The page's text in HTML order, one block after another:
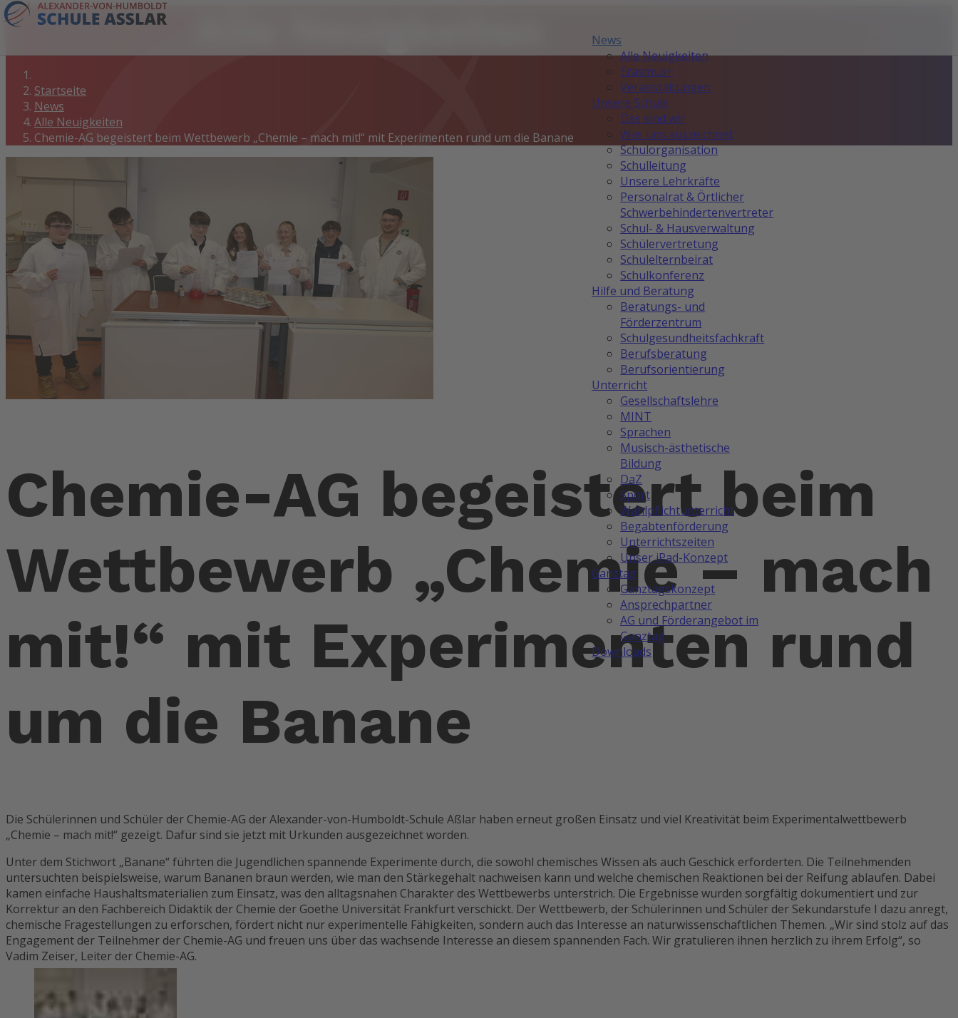
News
Alle Neuigkeiten
Erasmus+
Veranstaltungen
Unsere Schule
Das sind wir
Was uns auszeichnet
Schulorganisation
Schulleitung
Unsere Lehrkräfte
Personalrat & Örtlicher
Schwerbehindertenvertreter
Schul- & Hausverwaltung
Schülervertretung
Schulelternbeirat
Schulkonferenz
Hilfe und Beratung
Beratungs- und
Förderzentrum
Schulgesundheitsfachkraft
Berufsberatung
Berufsorientierung
Unterricht
Gesellschaftslehre
MINT
Sprachen
Musisch-ästhetische
Bildung
DaZ
Sport
Wahlpflichtunterricht
Begabtenförderung
Unterrichtszeiten
Unser iPad-Konzept
Ganztag
Ganztagskonzept
Ansprechpartner
AG und Förderangebot im
Ganztag
Downloads
Startseite
News
Alle Neuigkeiten
Chemie-AG begeistert beim Wettbewerb „Chemie – mach mit!“ mit Experimenten rund um die Banane
Chemie-AG begeistert beim
Wettbewerb „Chemie – mach
mit!“ mit Experimenten rund
um die Banane
Die Schülerinnen und Schüler der Chemie-AG der Alexander-von-Humboldt-Schule Aßlar haben erneut großen Einsatz und viel Kreativität beim Experimentalwettbewerb
„Chemie – mach mit!“ gezeigt. Dafür sind sie jetzt mit Urkunden ausgezeichnet worden.
Unter dem Stichwort „Banane“ führten die Jugendlichen spannende Experimente durch, die sowohl chemisches Wissen als auch Geschick erforderten. Die Teilnehmenden
untersuchten beispielsweise, warum Bananen braun werden, wie man den Stärkegehalt nachweisen kann und welche chemischen Reaktionen bei der Reifung ablaufen. Dabei
kamen einfache Haushaltsmaterialien zum Einsatz, was den alltagsnahen Charakter des Wettbewerbs unterstrich. Die Ergebnisse wurden sorgfältig dokumentiert und zur
Korrektur an den Fachbereich Didaktik der Chemie der Goethe Universität Frankfurt verschickt. Der Wettbewerb, der Schülerinnen und Schüler der Sekundarstufe I dazu anregt,
chemische Fragestellungen zu erforschen, fördert nicht nur experimentelle Fähigkeiten, sondern auch das Interesse an naturwissenschaftlichen Themen. „Wir sind stolz auf das
Engagement der Teilnehmer der Chemie-AG und freuen uns über das wachsende Interesse an diesem spannenden Fach. Wir gratulieren ihnen herzlich zu ihrem Erfolg“, so
Vadim Zeiser, Leiter der Chemie-AG.